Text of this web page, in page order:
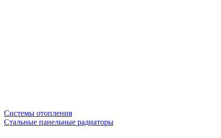
Системы отопления
Стальные панельные радиаторы